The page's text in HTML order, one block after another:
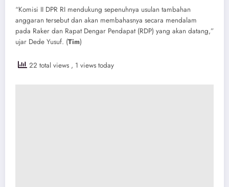
“Komisi II DPR RI mendukung sepenuhnya usulan tambahan
anggaran tersebut dan akan membahasnya secara mendalam
pada Raker dan Rapat Dengar Pendapat (RDP) yang akan datang,”
ujar Dede Yusuf. (Tim)
22 total views , 1 views today